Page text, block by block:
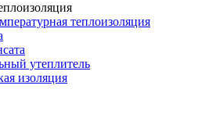
теплоизоляция
утеплитель
изоляция